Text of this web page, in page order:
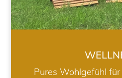
Pures Wohlgefühl